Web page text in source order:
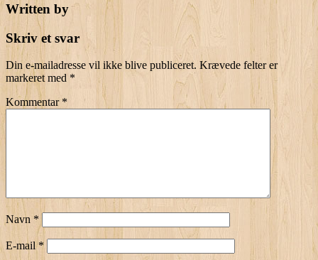
Written by
Skriv et svar
Din e-mailadresse vil ikke blive publiceret. Krævede felter er
markeret med *
Kommentar *
Navn *
E-mail*